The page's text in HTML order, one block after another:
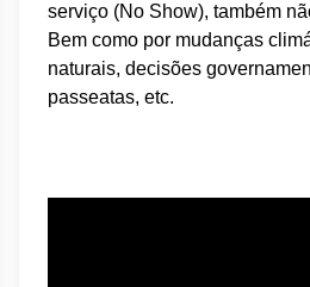
serviço (No Show), também
Bem como por mudanças
naturais, decisões
passeatas, etc.